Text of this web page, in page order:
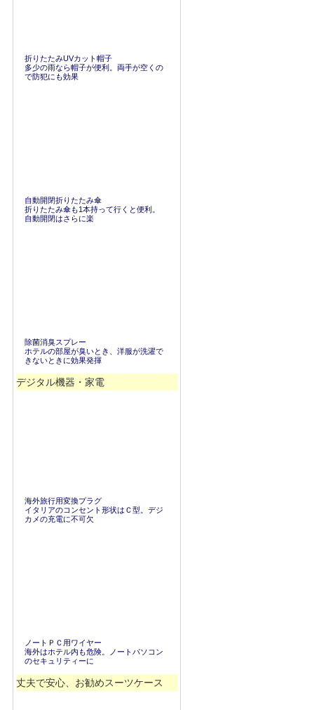
折りたたみUVカット帽子
多少の雨なら帽子が便利。両手が空くの
で防犯にも効果
自動開閉折りたたみ傘
折りたたみ傘も1本持って行くと便利。
自動開閉はさらに楽
除菌消臭スプレー
ホテルの部屋が臭いとき、洋服が洗濯で
きないときに効果発揮
デジタル機器・家電
海外旅行用変換プラグ
イタリアのコンセント形状はＣ型。デジ
カメの充電に不可欠
ノートＰＣ用ワイヤー
海外はホテル内も危険。ノートパソコン
のセキュリティーに
丈夫で安心、お勧めスーツケース